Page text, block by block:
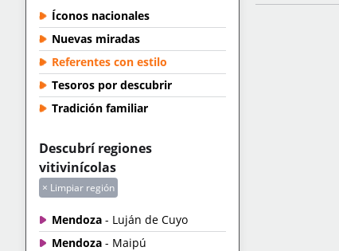
Íconos nacionales
Nuevas miradas
Referentes con estilo
Tesoros por descubrir
Tradición familiar
Descubrí regiones
vitivinícolas
× Limpiar región
Mendoza - Luján de Cuyo
Mendoza - Maipú